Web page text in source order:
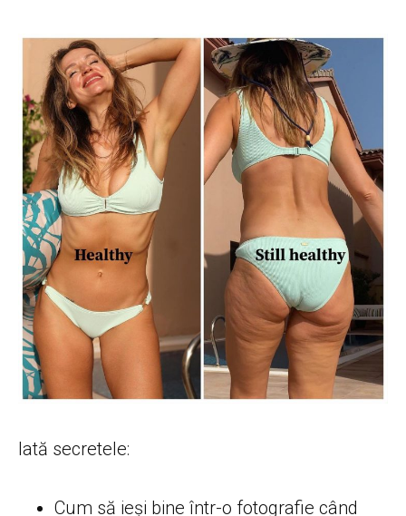
Iată secretele:
Cum să ieși bine într-o fotografie când